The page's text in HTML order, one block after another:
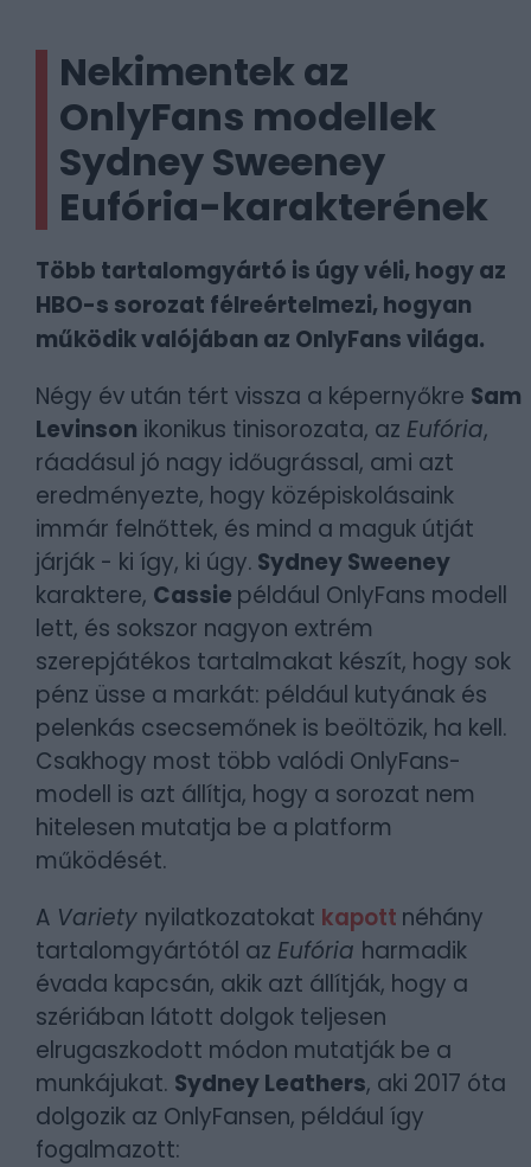
Nekimentek az
OnlyFans modellek
Sydney Sweeney
Eufória-karakterének
Több tartalomgyártó is úgy véli, hogy az
HBO-s sorozat félreértelmezi, hogyan
működik valójában az OnlyFans világa.
Négy év után tért vissza a képernyőkre Sam
Levinson ikonikus tinisorozata, az Eufória,
ráadásul jó nagy időugrással, ami azt
eredményezte, hogy középiskolásaink
immár felnőttek, és mind a maguk útját
járják - ki így, ki úgy. Sydney Sweeney
karaktere, Cassie például OnlyFans modell
lett, és sokszor nagyon extrém
szerepjátékos tartalmakat készít, hogy sok
pénz üsse a markát: például kutyának és
pelenkás csecsemőnek is beöltözik, ha kell.
Csakhogy most több valódi OnlyFans-
modell is azt állítja, hogy a sorozat nem
hitelesen mutatja be a platform
működését.
A Variety nyilatkozatokat kapott néhány
tartalomgyártótól az Eufória harmadik
évada kapcsán, akik azt állítják, hogy a
szériában látott dolgok teljesen
elrugaszkodott módon mutatják be a
munkájukat. Sydney Leathers, aki 2017 óta
dolgozik az OnlyFansen, például így
fogalmazott: